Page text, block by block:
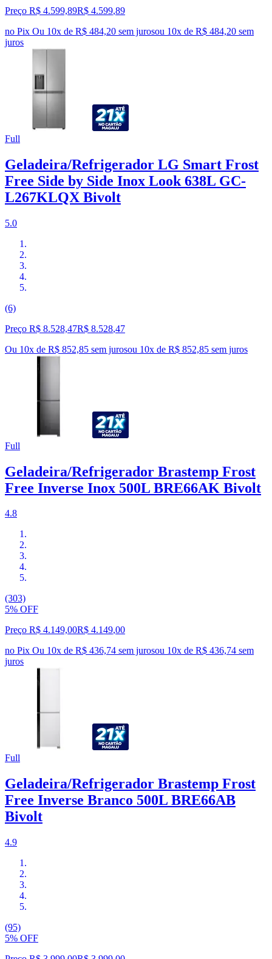
Preço R$ 4.599,89R$ 4.599,89
no Pix Ou 10x de R$ 484,20 sem jurosou 10x de R$ 484,20 sem
juros
Full
Geladeira/Refrigerador LG Smart Frost
Free Side by Side Inox Look 638L GC-
L267KLQX Bivolt
5.0
(6)
Preço R$ 8.528,47R$ 8.528,47
Ou 10x de R$ 852,85 sem jurosou 10x de R$ 852,85 sem juros
Full
Geladeira/Refrigerador Brastemp Frost
Free Inverse Inox 500L BRE66AK Bivolt
4.8
(303)
5% OFF
Preço R$ 4.149,00R$ 4.149,00
no Pix Ou 10x de R$ 436,74 sem jurosou 10x de R$ 436,74 sem
juros
Full
Geladeira/Refrigerador Brastemp Frost
Free Inverse Branco 500L BRE66AB
Bivolt
4.9
(95)
5% OFF